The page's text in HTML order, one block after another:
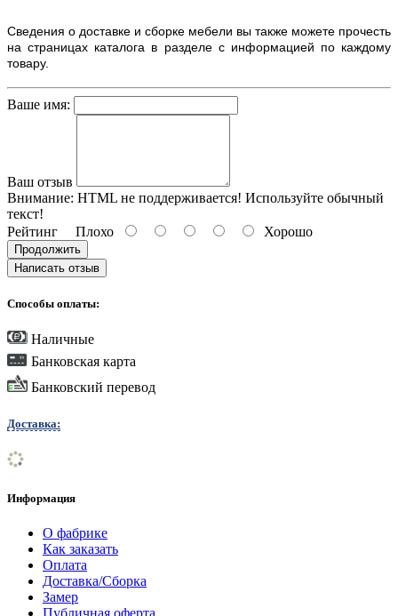
Сведения о доставке и сборке мебели вы также можете прочесть
на страницах каталога в разделе с информацией по каждому
товару.
Ваше имя:
Ваш отзыв
Внимание: HTML не поддерживается! Используйте обычный
текст!
Рейтинг Плохо Хорошо
Продолжить
Написать отзыв
Способы оплаты:
Наличные
Банковская карта
Банковский перевод
Доставка:
Информация
О фабрике
Как заказать
Оплата
Доставка/Сборка
Замер
Публичная оферта